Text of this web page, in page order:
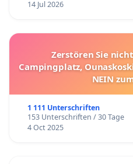
14 Jul 2026
Zerstören Sie
Campingplatz,
NEIN
1 111 Unterschriften
153 Unterschriften / 30 Tage
4 Oct 2025